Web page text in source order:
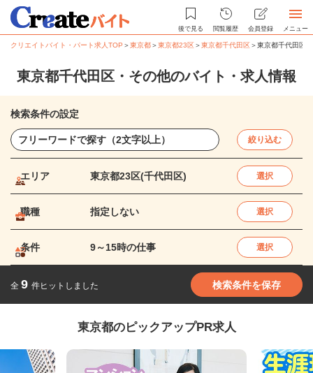
後で見る 閲覧履歴 会員登録 メニュー
クリエイトバイト・パート求人TOP ＞東京都＞東京都23区＞東京都千代田区＞東京都千代田区
東京都千代田区・その他のバイト・求人情報
検索条件の設定
絞り込む
エリア 東京都23区(千代田区) 選択
職種 指定しない 選択
条件 9～15時の仕事 選択
全 9 件ヒットしました 検索条件を保存
東京都のピックアップPR求人